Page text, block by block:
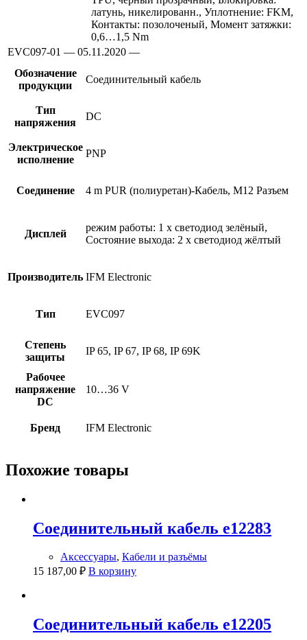
латунь, никелированн., Уплотнение: FKM,
Контакты: позолоченый, Момент затяжки:
0,6…1,5 Nm
EVC097-01 — 05.11.2020 —
Обозначение
продукции
Соединительный кабель
Тип
напряжения
DC
Электрическое
исполнение
PNP
Соединение 4 m PUR (полиуретан)-Кабель, M12 Разъем
Дисплей
режим работы: 1 x светодиод зелёный,
Состояние выхода: 2 x светодиод жёлтый
Производитель IFM Electronic
Тип EVC097
Степень
защиты
IP 65, IP 67, IP 68, IP 69K
Рабочее
напряжение
DC
10…36 V
Бренд IFM Electronic
Похожие товары
Соединительный кабель e12283
Аксессуары, Кабели и разъёмы
15 187,00 ₽ В корзину
Соединительный кабель e12205